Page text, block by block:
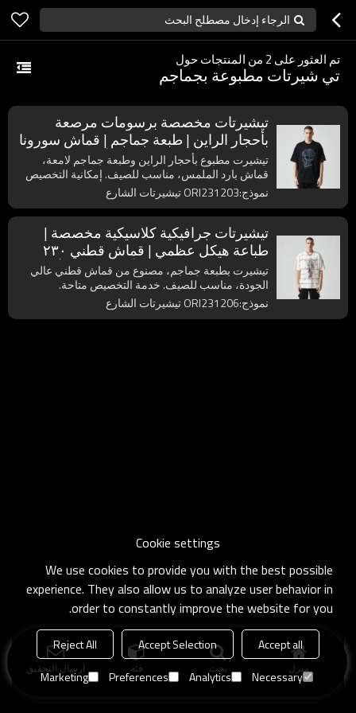
الرجاء إدخال مصطلح البحث
تم العثور على 2 من المنتجات حول
تي شيرتات مطبوعة بجماجم
تيشيرتات مخصصة برسومات مرصعة
بأحجار الراين | طبعة جماجم | قماش سورونا
٢٣٥ جرامًا للمتر المربع | مُصنِّع تيشيرتات
أصلية
تيشيرت مطبوع بأحجار الراين وطبعة جماجم لامعة،
قماش بارد الملمس، مناسب للصيف. إمكانية التخصيص
متاحة.
نموذج:ORI231203 تيشيرتات الشارع
تيشيرتات جرافيكية كلاسيكية مخصصة |
طباعة هيكل عظمي | قماش قطني ٢٣٠
جرامًا للمتر المربع | مُصنِّع تيشيرتات أصلية
تيشيرت بطبعة جماجم، مصنوع من قماش قطني عالي
الجودة، مناسب للصيف. خدمة التخصيص متاحة.
نموذج:ORI231206 تيشيرتات الشارع
منزل بحث فئة ارسال التحقيق
Cookie settings
We use cookies to provide you with the best possible
experience. They also allow us to analyze user behavior in
order to constantly improve the website for you.
Accept all
Accept Selection
Reject All
Necessary
Analytics
Preferences
Marketing